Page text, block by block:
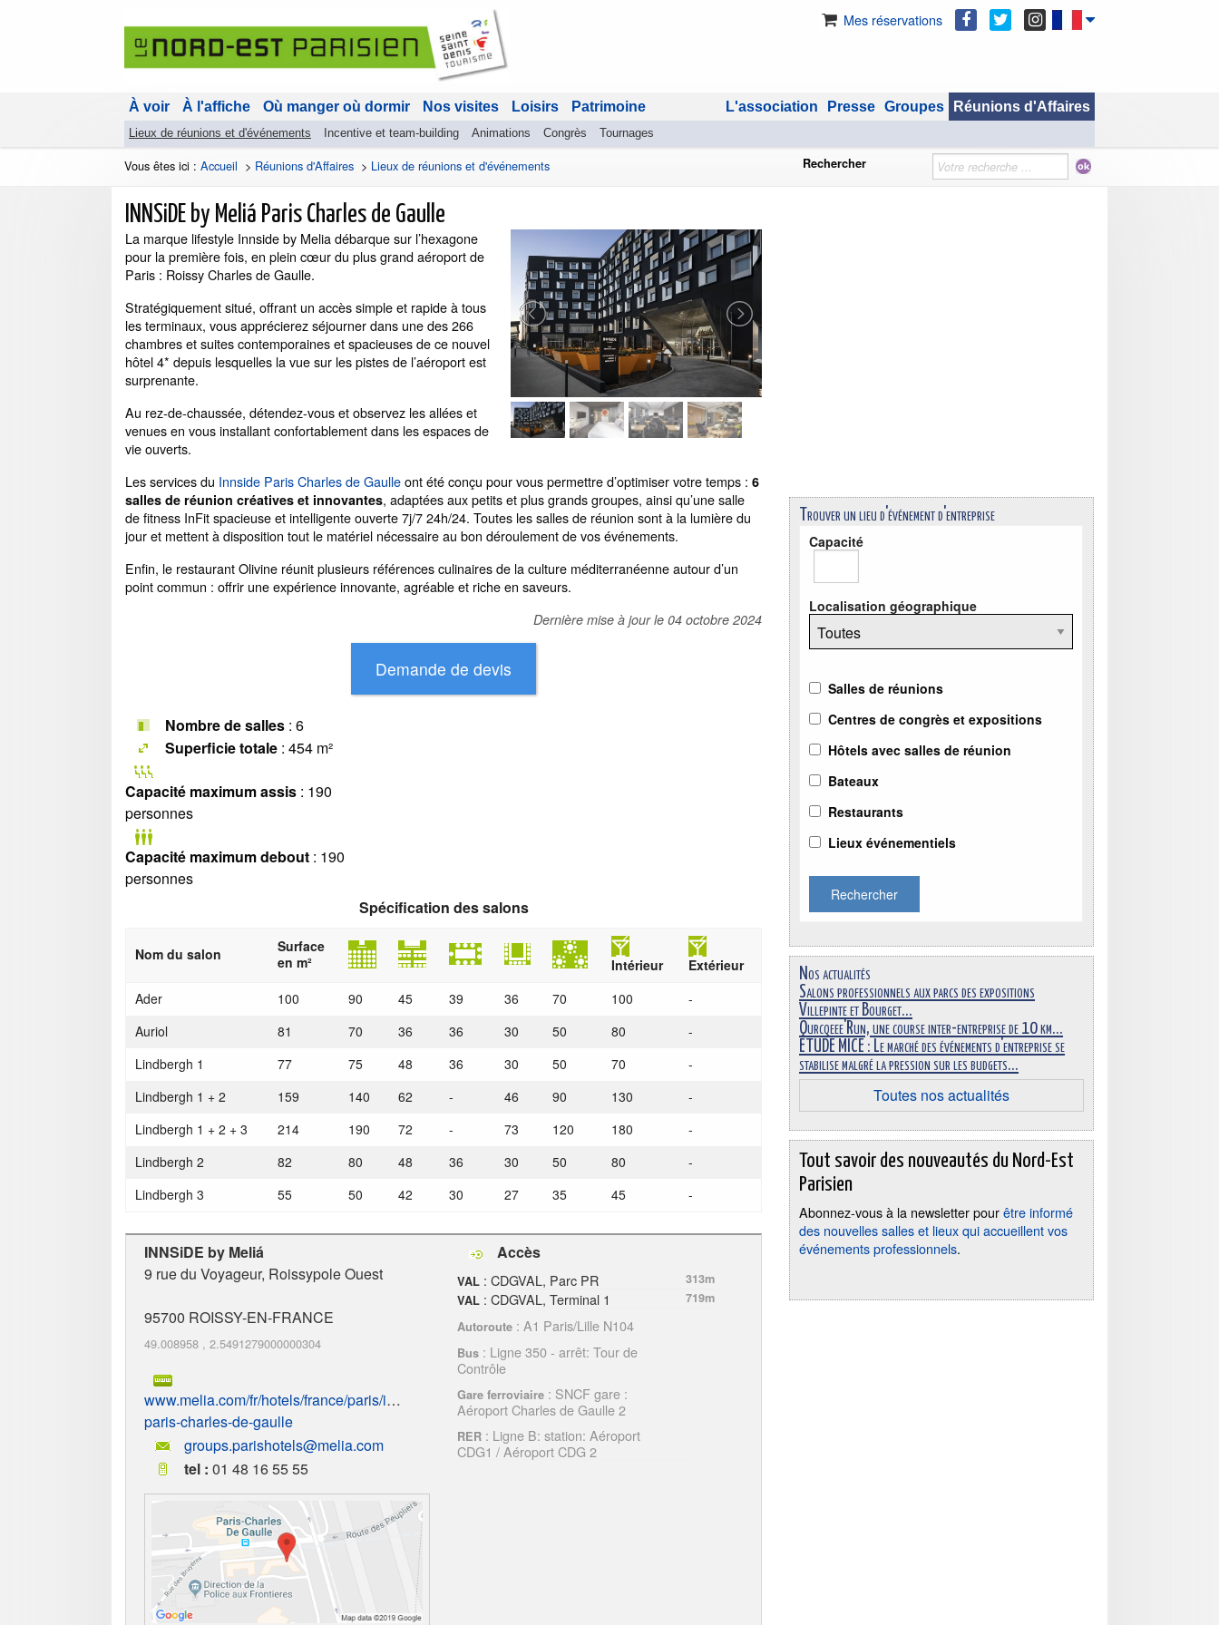
Mes réservations
À voir À l'affiche Où manger où dormir Nos visites Loisirs Patrimoine Réunions d'Affaires
Lieux de réunions et d'événements Incentive et team-building Animations Congrès Tournages
Groupes
Presse
L'association
Vous êtes ici : Accueil > Réunions d'Affaires > Lieux de réunions et d'événements Rechercher
INNSiDE by Meliá Paris Charles de Gaulle
La marque lifestyle Innside by Melia débarque sur l’hexagone
pour la première fois, en plein cœur du plus grand aéroport de
Paris : Roissy Charles de Gaulle.
Stratégiquement situé, offrant un accès simple et rapide à tous
les terminaux, vous apprécierez séjourner dans une des 266
chambres et suites contemporaines et spacieuses de ce nouvel
hôtel 4* depuis lesquelles la vue sur les pistes de l’aéroport est
surprenante.
Au rez-de-chaussée, détendez-vous et observez les allées et
venues en vous installant confortablement dans les espaces de
vie ouverts.
Les services du Innside Paris Charles de Gaulleont été conçu pour vous permettre d’optimiser votre temps : 6
salles de réunion créatives et innovantes, adaptées aux petits et plus grands groupes, ainsi qu’une salle
de fitness InFit spacieuse et intelligente ouverte 7j/7 24h/24. Toutes les salles de réunion sont à la lumière du
jour et mettent à disposition tout le matériel nécessaire au bon déroulement de vos événements.
Enfin, le restaurant Olivine réunit plusieurs références culinaires de la culture méditerranéenne autour d’un
point commun : offrir une expérience innovante, agréable et riche en saveurs.
Dernière mise à jour le 04 octobre 2024
Nombre de salles : 6
Superficie totale : 454 m²
Capacité maximum assis : 190
personnes
Capacité maximum debout : 190
personnes
Spécification des salons
Nom du salon
Surface
en m²
Intérieur
Extérieur
Ader
100 90 45 39 36 70 100
-
Auriol
81 70 36 36 30 50 80
-
Lindbergh 1
77 75 48 36 30 50 70
-
Lindbergh 1 + 2
159 140 62 - 46 90 130
-
Lindbergh 1 + 2 + 3
214 190 72 - 73 120 180
-
Lindbergh 2
82 80 48 36 30 50 80
-
Lindbergh 3
55 50 42 30 27 35 45 -
INNSiDE by Meliá
9 rue du Voyageur, Roissypole Ouest
95700 ROISSY-EN-FRANCE
49.008958 , 2.5491279000000304
www.melia.com/fr/hotels/france/paris/innside-
paris-charles-de-gaulle
groups.parishotels@melia.com
tel : 01 48 16 55 55
Accès
VAL : CDGVAL, Parc PR
313m
VAL : CDGVAL, Terminal 1
719m
Autoroute : A1 Paris/Lille N104
Bus : Ligne 350 - arrêt: Tour de
Contrôle
Gare ferroviaire : SNCF gare :
Aéroport Charles de Gaulle 2
RER : Ligne B: station: Aéroport
CDG1 / Aéroport CDG 2
Trouver un lieu d'événement d'entreprise
Capacité
Localisation géographique
Salles de réunions
Centres de congrès et expositions
Hôtels avec salles de réunion
Bateaux
Restaurants
Lieux événementiels
Rechercher
Nos actualités
Salons professionnels aux parcs des expositions
Villepinte et Bourget...
Ourcqeee'Run, une course inter-entreprise de 10 km...
ÉTUDE MICE : Le marché des événements d'entreprise se
stabilise malgré la pression sur les budgets...
Toutes nos actualités
Tout savoir des nouveautés du Nord-Est
Parisien
Abonnez-vous à la newsletter pourêtre informé
des nouvelles salles et lieux qui accueillent vos
événements professionnels.